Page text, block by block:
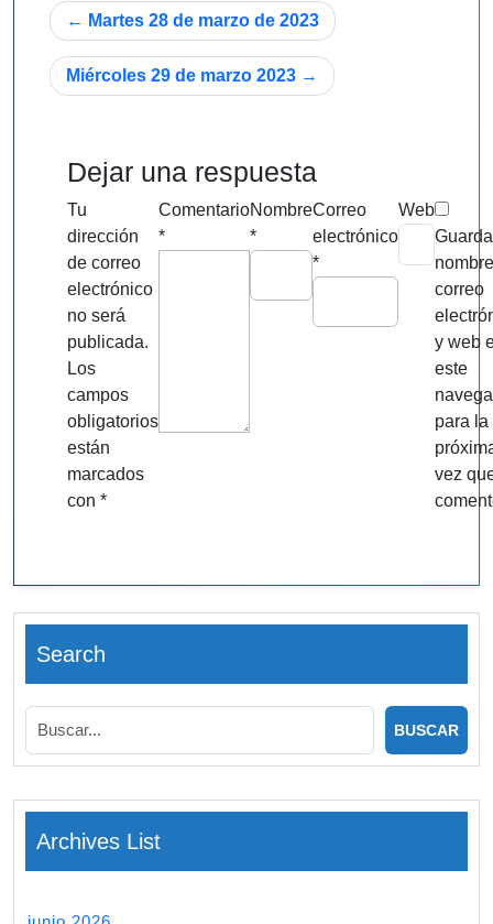
Navegación
de
entradas
Martes 28 de marzo de 2023
Miércoles 29 de marzo 2023
Dejar una respuesta
Tu
dirección
de correo
electrónico
no será
publicada.
Los
campos
obligatorios
están
marcados
con *
Comentario
*
Nombre
*
Correo
electrónico
*
Web
correo
y web
este
para la
vez
Search
Archives List